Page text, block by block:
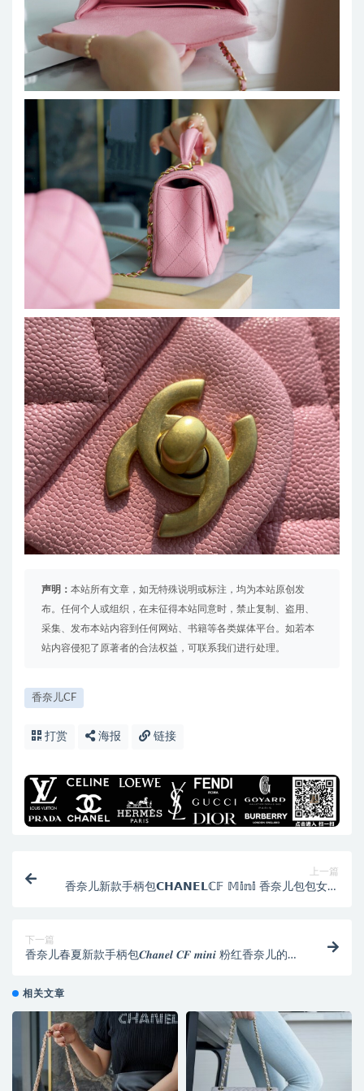
声明： 本站所有文章，如无特殊说明或标注，均为本站原创发
布。任何个人或组织，在未征得本站同意时，禁止复制、盗用、
采集、发布本站内容到任何网站、书籍等各类媒体平台。如若本
站内容侵犯了原著者的合法权益，可联系我们进行处理。
香奈儿CF
打赏 海报 链接
上一篇
香奈儿新款手柄包𝗖𝗛𝗔𝗡𝗘𝗟ℂ𝔽 𝕄𝕚𝕟𝕚 香奈儿包包女包
下一篇
香奈儿春夏新款手柄包𝑪𝒉𝒂𝒏𝒆𝒍 𝑪𝑭 𝒎𝒊𝒏𝒊 粉红香奈儿的包
相关文章